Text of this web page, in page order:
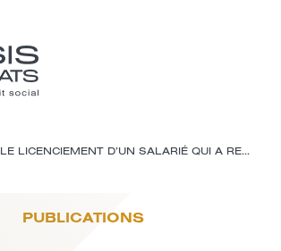
LE LICENCIEMENT D’UN SALARIÉ QUI A RE...
PUBLICATIONS